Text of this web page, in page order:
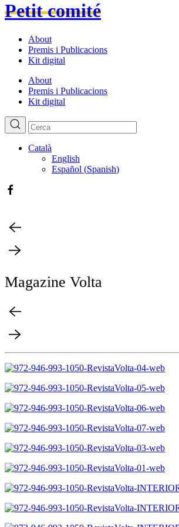
Petit comité
About
Premis i Publicacions
Kit digital
About
Premis i Publicacions
Kit digital
Català
English
Español (Spanish)
Magazine Volta